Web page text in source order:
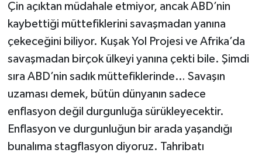
Çin açıktan müdahale etmiyor, ancak ABD’nin
kaybettiği müttefiklerini savaşmadan yanına
çekeceğini biliyor. Kuşak Yol Projesi ve Afrika’da
savaşmadan birçok ülkeyi yanına çekti bile. Şimdi
sıra ABD’nin sadık müttefiklerinde… Savaşın
uzaması demek, bütün dünyanın sadece
enflasyon değil durgunluğa sürükleyecektir.
Enflasyon ve durgunluğun bir arada yaşandığı
bunalıma stagflasyon diyoruz. Tahribatı